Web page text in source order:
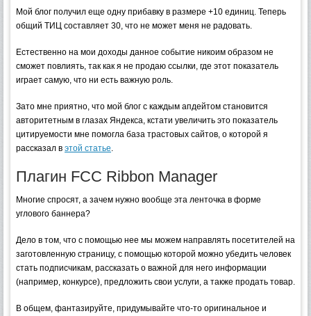
Мой блог получил еще одну прибавку в размере +10 единиц. Теперь
общий ТИЦ составляет 30, что не может меня не радовать.
Естественно на мои доходы данное событие никоим образом не
сможет повлиять, так как я не продаю ссылки, где этот показатель
играет самую, что ни есть важную роль.
Зато мне приятно, что мой блог с каждым апдейтом становится
авторитетным в глазах Яндекса, кстати увеличить это показатель
цитируемости мне помогла база трастовых сайтов, о которой я
рассказал в этой статье
Плагин FCC Ribbon Manager
Многие спросят, а зачем нужно вообще эта ленточка в форме
углового баннера?
Дело в том, что с помощью нее мы можем направлять посетителей на
заготовленную страницу, с помощью которой можно убедить человек
стать подписчикам, рассказать о важной для него информации
(например, конкурсе), предложить свои услуги, а также продать товар.
В общем, фантазируйте, придумывайте что-то оригинальное и